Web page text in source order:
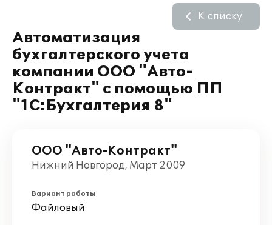
Автоматизация
бухгалтерского учета
компании ООО "Авто-
Контракт" с помощью ПП
"1С:Бухгалтерия 8"
К списку
ООО "Авто-Контракт"
Нижний Новгород, Март 2009
Вариант работы
Файловый